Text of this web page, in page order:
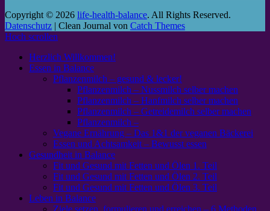
Copyright © 2026 life-health-balance. All Rights Reserved.
Datenschutz | Clean Journal von Catch Themes
Hoch scrollen
Herzlich Willkommen!
Essen in Balance
Pflanzenmilch – gesund & lecker!
Pflanzenmilch – Nussmilch selber machen
Pflanzenmilch – Hanfmilch selber machen
Pflanzenmilch – Getreidemilch selber machen
Pflanzenmilch –
Vegane Ernährung – Das 1&1 der veganen Bäckerei
Essen und Achtsamkeit – Bewusst essen
Gesundheit in Balance
Fit und Gesund mit Fetten und Ölen 1. Teil
Fit und Gesund mit Fetten und Ölen 2. Teil
Fit und Gesund mit Fetten und Ölen 3. Teil
Leben in Balance
Ziele setzen, formulieren und erreichen – 6 Methoden